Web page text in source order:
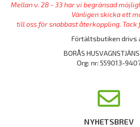
Mellan v. 28 - 33 har vi begränsad
Vänligen skicka ett
till oss för snabbast återkoppling.
Förtältsbutiken drivs
BORÅS
Org: nr: 559013-
NYHETSBREV